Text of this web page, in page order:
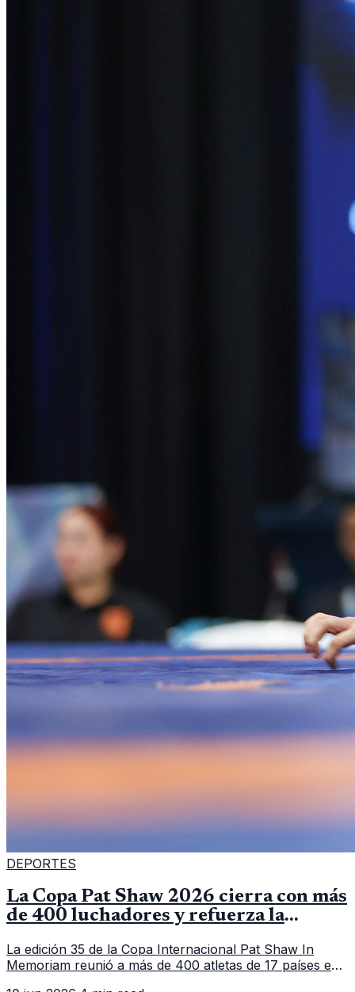
DEPORTES
La Copa Pat Shaw 2026 cierra con más
de 400 luchadores y refuerza la
La edición 35 de la Copa Internacional Pat Shaw In
Memoriam reunió a más de 400 atletas de 17 países en